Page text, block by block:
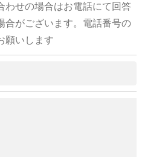
わせの場合はお電話にて回答
合がございます。電話番号の
願いします